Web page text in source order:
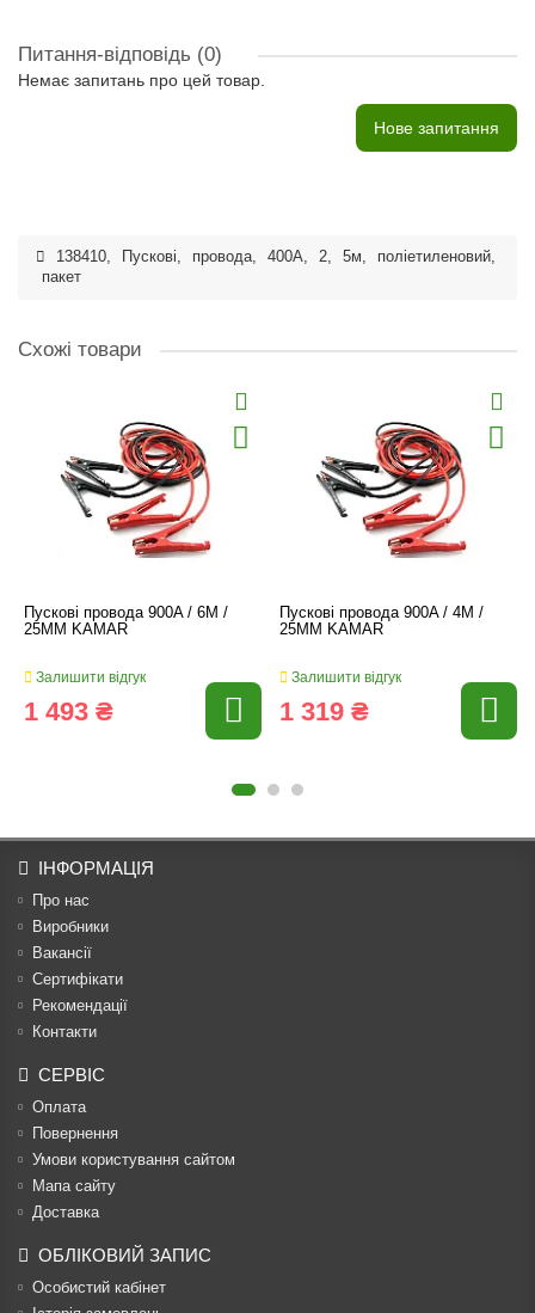
Питання-відповідь (0)
Немає запитань про цей товар.
Нове запитання
138410, Пускові, провода, 400A, 2, 5м, поліетиленовий,
пакет
Схожі товари
Пускові провода 900A / 6M /
25MM KAMAR
Залишити відгук
1 493 ₴
Пускові провода 900A / 4M /
25MM KAMAR
Залишити відгук
1 319 ₴
ІНФОРМАЦІЯ
Про нас
Виробники
Вакансії
Сертифікати
Рекомендації
Контакти
СЕРВІС
Оплата
Повернення
Умови користування сайтом
Мапа сайту
Доставка
ОБЛІКОВИЙ ЗАПИС
Особистий кабінет